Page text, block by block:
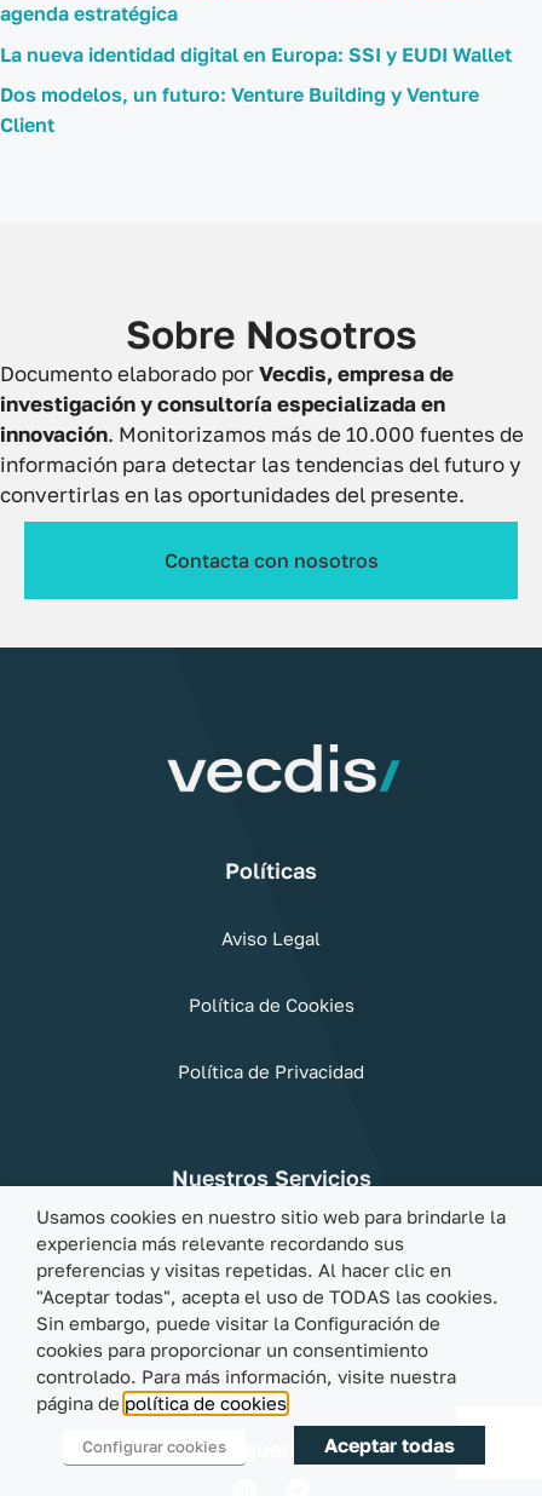
agenda estratégica
La nueva identidad digital en Europa: SSI y EUDI Wallet
Dos modelos, un futuro: Venture Building y Venture
Client
Sobre Nosotros
Documento elaborado porVecdis, empresa de
investigación y consultoría especializada en
innovación. Monitorizamos más de 10.000 fuentes de
información para detectar las tendencias del futuro y
convertirlas en las oportunidades del presente.
Contacta con nosotros
Políticas
Aviso Legal
Política de Cookies
Política de Privacidad
Nuestros Servicios
Observatorio de Tendencias
Research
Consulting
Síguenos
Usamos cookies en nuestro sitio web para brindarle la
experiencia más relevante recordando sus
preferencias y visitas repetidas. Al hacer clic en
"Aceptar todas", acepta el uso de TODAS las cookies.
Sin embargo, puede visitar la Configuración de
cookies para proporcionar un consentimiento
controlado. Para más información, visite nuestra
página de política de cookies
Configurar cookies Aceptar todas